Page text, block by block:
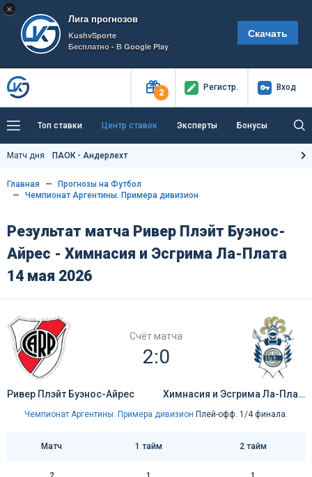
×
Лига прогнозов
KushvSporte
Бесплатно - В Google Play
Скачать
2
Регистр. Вход
Топ ставки Центр ставок Эксперты Бонусы
Тренды Букмекеры
Как тут заработать?
Матч дня ПАОК - Андерлехт
Главная
Прогнозы на Футбол
Чемпионат Аргентины. Примера дивизион
Результат матча Ривер Плэйт Буэнос-
Айрес - Химнасия и Эсгрима Ла-Плата
14 мая 2026
Счёт матча
2:0
Ривер Плэйт Буэнос-Айрес Химнасия и Эсгрима Ла-Плата
Чемпионат Аргентины. Примера дивизион Плей-офф. 1/4 финала.
Матч 1 тайм 2 тайм